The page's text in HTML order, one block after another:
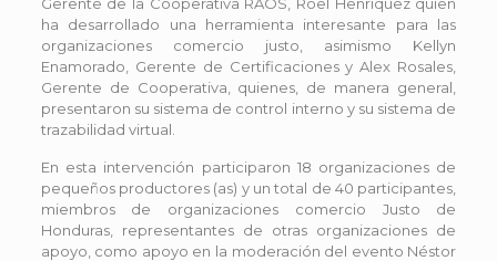
ha desarrollado una herramienta interesante para las
organizaciones comercio justo, asimismo Kellyn
Enamorado, Gerente de Certificaciones y Alex Rosales,
Gerente de Cooperativa, quienes, de manera general,
presentaron su sistema de control interno y su sistema de
trazabilidad virtual.
En esta intervención participaron 18 organizaciones de
pequeños productores (as) y un total de 40 participantes,
miembros de organizaciones comercio Justo de
Honduras, representantes de otras organizaciones de
apoyo, como apoyo en la moderación del evento Néstor